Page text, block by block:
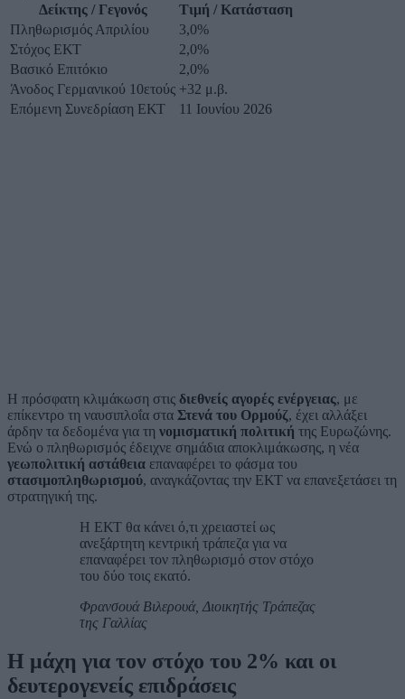
Δείκτης / Γεγονός
Τιμή / Κατάσταση
Πληθωρισμός Απριλίου
3,0%
Στόχος ΕΚΤ
2,0%
Βασικό Επιτόκιο
2,0%
Άνοδος Γερμανικού 10ετούς +32 μ.β.
Επόμενη Συνεδρίαση ΕΚΤ
11 Ιουνίου 2026
Η πρόσφατη κλιμάκωση στις διεθνείς αγορές ενέργειας, με
επίκεντρο τη ναυσιπλοΐα στα Στενά του Ορμούζ, έχει αλλάξει
άρδην τα δεδομένα για τη νομισματική πολιτική της Ευρωζώνης.
Ενώ ο πληθωρισμός έδειχνε σημάδια αποκλιμάκωσης, η νέα
γεωπολιτική αστάθεια επαναφέρει το φάσμα του
στασιμοπληθωρισμού, αναγκάζοντας την ΕΚΤ να επανεξετάσει τη
στρατηγική της.
Η ΕΚΤ θα κάνει ό,τι χρειαστεί ως
ανεξάρτητη κεντρική τράπεζα για να
επαναφέρει τον πληθωρισμό στον στόχο
του δύο τοις εκατό.
Φρανσουά Βιλερουά, Διοικητής Τράπεζας
της Γαλλίας
Η μάχη για τον στόχο του 2% και οι
δευτερογενείς επιδράσεις